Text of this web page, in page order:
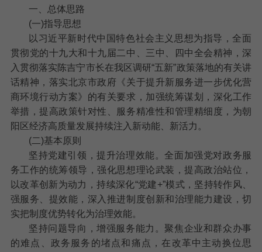
一、总体思路
(一)指导思想
以习近平新时代中国特色社会主义思想为指导，全面
贯彻党的十九大和十九届二中、三中、四中全会精神，深
入贯彻落实陈吉宁市长在我区调研“五新”政策落地的有关讲
话精神，落实北京市政府《关于提升新服务进一步优化营
商环境行动方案》的有关要求，加强统筹谋划，深化工作
举措，提高政策针对性、服务精准性和管理精细度，为朝
阳区经济高质量发展持续注入新动能、新活力。
(二)基本原则
坚持党建引领，提升治理效能。全面加强党对政务服
务工作的统筹领导，强化思想理论武装，提高政治站位，
以改革创新为动力，持续深化“党建+”模式，坚持转作风、
强服务、提效能，深入推进制度创新和治理能力建设，切
实把制度优势转化为治理效能。
坚持问题导向，增强服务能力。 聚焦企业和群众办事
的难点、政务服务的堵点和痛点，在改革中主动换位思